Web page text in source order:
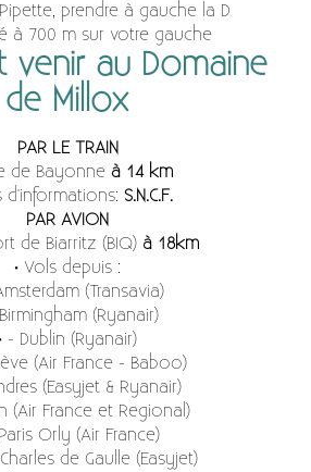
prendre à gauche la D
à 700 m sur votre gauche
venir au Domaine
de Millox
PAR LE TRAIN
de Bayonne à 14 km
d'informations: S.N.C.F.
PAR AVION
de Biarritz (BIQ) à 18km
• Vols depuis :
(Transavia)
(Ryanair)
• - Dublin (Ryanair)
(Air France - Baboo)
(Easyjet & Ryanair)
(Air France et Regional)
Orly (Air France)
de Gaulle (Easyjet)